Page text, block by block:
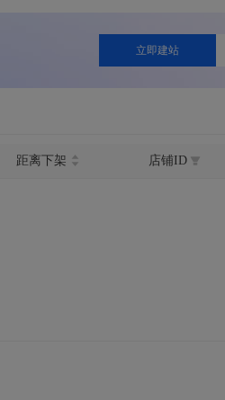
立即建站
距离下架 店铺ID